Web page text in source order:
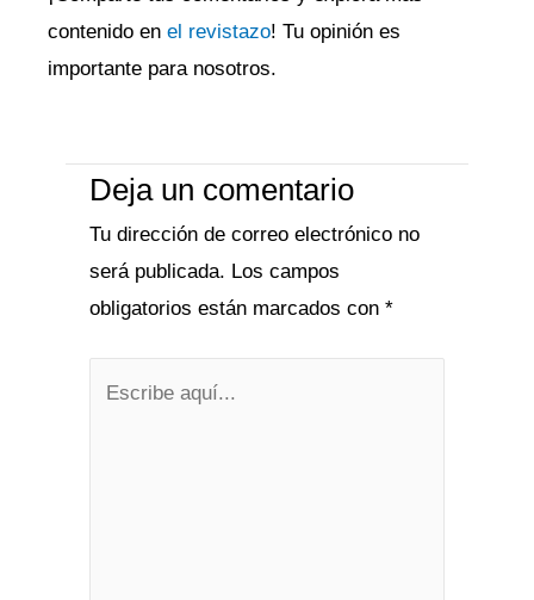
contenido en el revistazo! Tu opinión es
importante para nosotros.
Deja un comentario
Tu dirección de correo electrónico no
será publicada. Los campos
obligatorios están marcados con *